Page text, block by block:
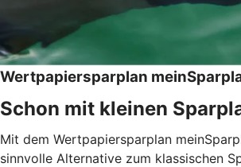
Wertpapiersparplan
Schon mit kleinen
Mit dem Wertpapiersparplan
sinnvolle Alternative zum klassischen